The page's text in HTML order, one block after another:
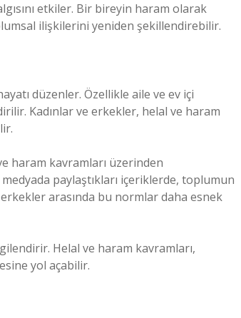
etkiler. Bir bireyin haram olarak
ilişkilerini yeniden şekillendirebilir.
düzenler. Özellikle aile ve ev içi
Kadınlar ve erkekler, helal ve haram
haram kavramları üzerinden
paylaştıkları içeriklerde, toplumun
arasında bu normlar daha esnek
Helal ve haram kavramları,
yol açabilir.